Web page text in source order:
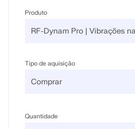
Produto
Tipo de aquisição
Quantidade